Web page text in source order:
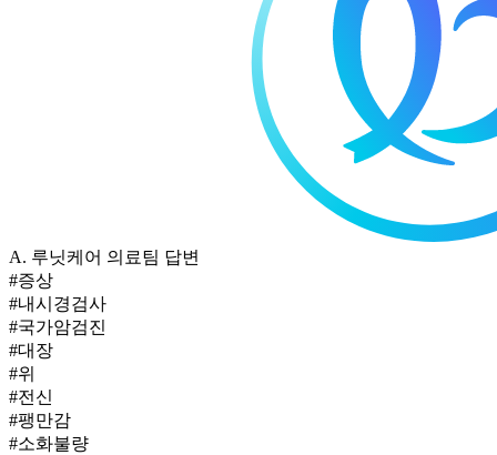
A. 루닛케어 의료팀 답변
#증상
#내시경검사
#국가암검진
#대장
#위
#전신
#팽만감
#소화불량